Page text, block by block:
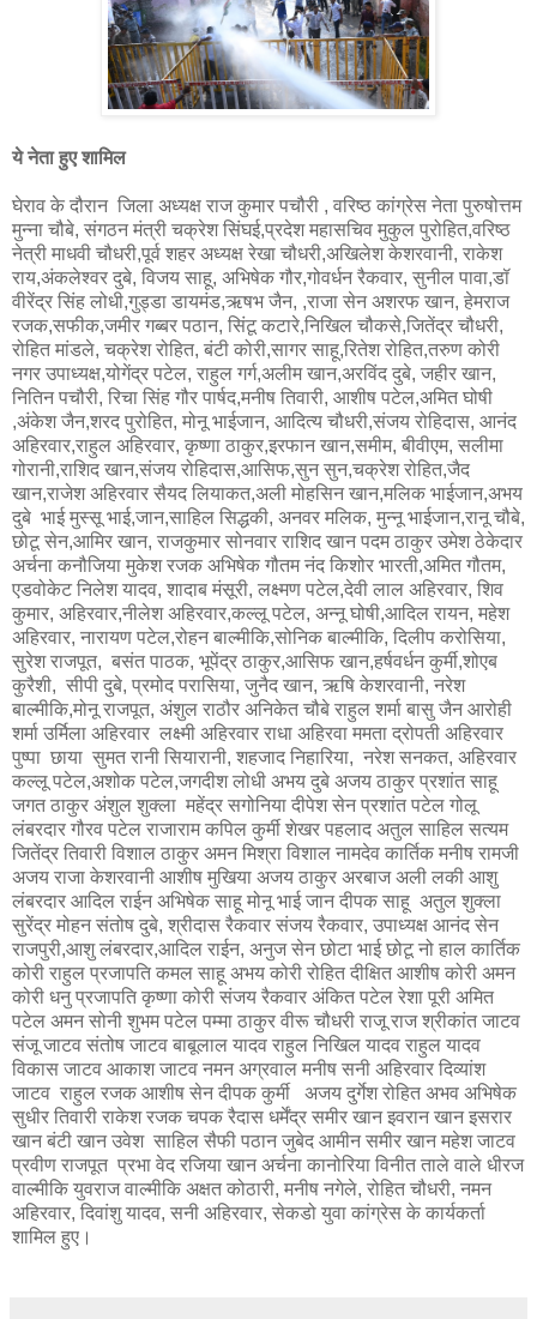
ये नेता हुए शामिल
घेराव के दौरान जिला अध्यक्ष राज कुमार पचौरी , वरिष्ठ कांग्रेस नेता पुरुषोत्तम
मुन्ना चौबे, संगठन मंत्री चक्रेश सिंघई,प्रदेश महासचिव मुकुल पुरोहित,वरिष्ठ
नेत्री माधवी चौधरी,पूर्व शहर अध्यक्ष रेखा चौधरी,अखिलेश केशरवानी, राकेश
राय,अंकलेश्वर दुबे, विजय साहू, अभिषेक गौर,गोवर्धन रैकवार, सुनील पावा,डॉ
वीरेंद्र सिंह लोधी,गुड्डा डायमंड,ऋषभ जैन, ,राजा सेन अशरफ खान, हेमराज
रजक,सफीक,जमीर गब्बर पठान, सिंटू कटारे,निखिल चौकसे,जितेंद्र चौधरी,
रोहित मांडले, चक्रेश रोहित, बंटी कोरी,सागर साहू,रितेश रोहित,तरुण कोरी
नगर उपाध्यक्ष,योगेंद्र पटेल, राहुल गर्ग,अलीम खान,अरविंद दुबे, जहीर खान,
नितिन पचौरी, रिचा सिंह गौर पार्षद,मनीष तिवारी, आशीष पटेल,अमित घोषी
,अंकेश जैन,शरद पुरोहित, मोनू भाईजान, आदित्य चौधरी,संजय रोहिदास, आनंद
अहिरवार,राहुल अहिरवार, कृष्णा ठाकुर,इरफान खान,समीम, बीवीएम, सलीमा
गोरानी,राशिद खान,संजय रोहिदास,आसिफ,सुन सुन,चक्रेश रोहित,जैद
खान,राजेश अहिरवार सैयद लियाकत,अली मोहसिन खान,मलिक भाईजान,अभय
दुबे भाई मुस्सू भाई,जान,साहिल सिद्धकी, अनवर मलिक, मुन्नू भाईजान,रानू चौबे,
छोटू सेन,आमिर खान, राजकुमार सोनवार राशिद खान पदम ठाकुर उमेश ठेकेदार
अर्चना कनौजिया मुकेश रजक अभिषेक गौतम नंद किशोर भारती,अमित गौतम,
एडवोकेट निलेश यादव, शादाब मंसूरी, लक्ष्मण पटेल,देवी लाल अहिरवार, शिव
कुमार, अहिरवार,नीलेश अहिरवार,कल्लू पटेल, अन्नू घोषी,आदिल रायन, महेश
अहिरवार, नारायण पटेल,रोहन बाल्मीकि,सोनिक बाल्मीकि, दिलीप करोसिया,
सुरेश राजपूत, बसंत पाठक, भूपेंद्र ठाकुर,आसिफ खान,हर्षवर्धन कुर्मी,शोएब
कुरैशी, सीपी दुबे, प्रमोद परासिया, जुनैद खान, ऋषि केशरवानी, नरेश
बाल्मीकि,मोनू राजपूत, अंशुल राठौर अनिकेत चौबे राहुल शर्मा बासु जैन आरोही
शर्मा उर्मिला अहिरवार लक्ष्मी अहिरवार राधा अहिरवा ममता द्रोपती अहिरवार
पुष्पा छाया सुमत रानी सियारानी, शहजाद निहारिया, नरेश सनकत, अहिरवार
कल्लू पटेल,अशोक पटेल,जगदीश लोधी अभय दुबे अजय ठाकुर प्रशांत साहू
जगत ठाकुर अंशुल शुक्ला महेंद्र सगोनिया दीपेश सेन प्रशांत पटेल गोलू
लंबरदार गौरव पटेल राजाराम कपिल कुर्मी शेखर पहलाद अतुल साहिल सत्यम
जितेंद्र तिवारी विशाल ठाकुर अमन मिश्रा विशाल नामदेव कार्तिक मनीष रामजी
अजय राजा केशरवानी आशीष मुखिया अजय ठाकुर अरबाज अली लकी आशु
लंबरदार आदिल राईन अभिषेक साहू मोनू भाई जान दीपक साहू अतुल शुक्ला
सुरेंद्र मोहन संतोष दुबे, श्रीदास रैकवार संजय रैकवार, उपाध्यक्ष आनंद सेन
राजपुरी,आशु लंबरदार,आदिल राईन, अनुज सेन छोटा भाई छोटू नो हाल कार्तिक
कोरी राहुल प्रजापति कमल साहू अभय कोरी रोहित दीक्षित आशीष कोरी अमन
कोरी धनु प्रजापति कृष्णा कोरी संजय रैकवार अंकित पटेल रेशा पूरी अमित
पटेल अमन सोनी शुभम पटेल पम्मा ठाकुर वीरू चौधरी राजू राज श्रीकांत जाटव
संजू जाटव संतोष जाटव बाबूलाल यादव राहुल निखिल यादव राहुल यादव
विकास जाटव आकाश जाटव नमन अग्रवाल मनीष सनी अहिरवार दिव्यांश
जाटव राहुल रजक आशीष सेन दीपक कुर्मी अजय दुर्गेश रोहित अभव अभिषेक
सुधीर तिवारी राकेश रजक चपक रैदास धर्मेंद्र समीर खान इवरान खान इसरार
खान बंटी खान उवेश साहिल सैफी पठान जुबेद आमीन समीर खान महेश जाटव
प्रवीण राजपूत प्रभा वेद रजिया खान अर्चना कानोरिया विनीत ताले वाले धीरज
वाल्मीकि युवराज वाल्मीकि अक्षत कोठारी, मनीष नगेले, रोहित चौधरी, नमन
अहिरवार, दिवांशु यादव, सनी अहिरवार, सेकडो युवा कांग्रेस के कार्यकर्ता
शामिल हुए।